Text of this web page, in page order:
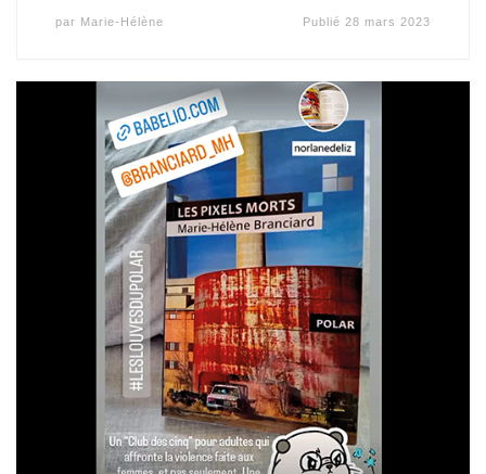
par Marie-Hélène Publié 28 mars 2023